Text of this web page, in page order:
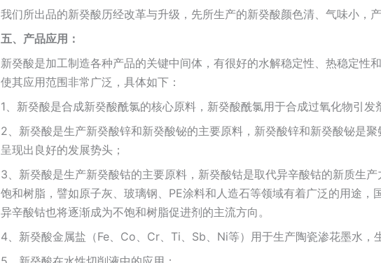
我们所出品的新癸酸历经改革与升级，先所生产的新癸酸颜色清、气味小，产
五、 产品应用：
新癸酸是加工制造各种产品的关键中间体，有很好的水解稳定性、热稳定性
使其应用范围非常广泛，具体如下：
1、新癸酸是合成新癸酸酰氯的核心原料，新癸酸酰氯用于合成过氧化物引发
2、新癸酸是生产新癸酸锌和新癸酸铋的主要原料，新癸酸锌和新癸酸铋是
呈现出良好的发展势头；
3、新癸酸是生产新癸酸钴的主要原料，新癸酸钴是取代异辛酸钴的新质生
饱和树脂，譬如原子灰、玻璃钢、PE涂料和人造石等领域有着广泛的用途，
异辛酸钴也将逐渐成为不饱和树脂促进剂的主流方向。
4、新癸酸金属盐（Fe、Co、Cr、Ti、Sb、Ni等）用于生产陶瓷渗花墨水，